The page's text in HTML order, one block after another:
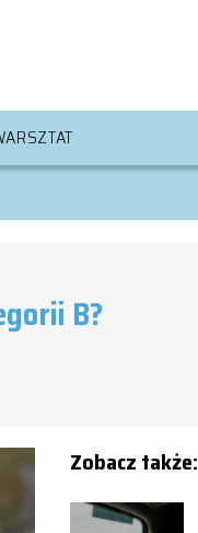
B?
Zobacz także: